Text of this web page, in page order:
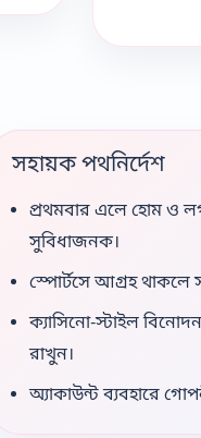
সহায়ক পথনির্দেশ
প্রথমবার এলে হোম ও
সুবিধাজনক।
স্পোর্টসে আগ্রহ থাকলে
ক্যাসিনো-স্টাইল
রাখুন।
অ্যাকাউন্ট ব্যবহারে